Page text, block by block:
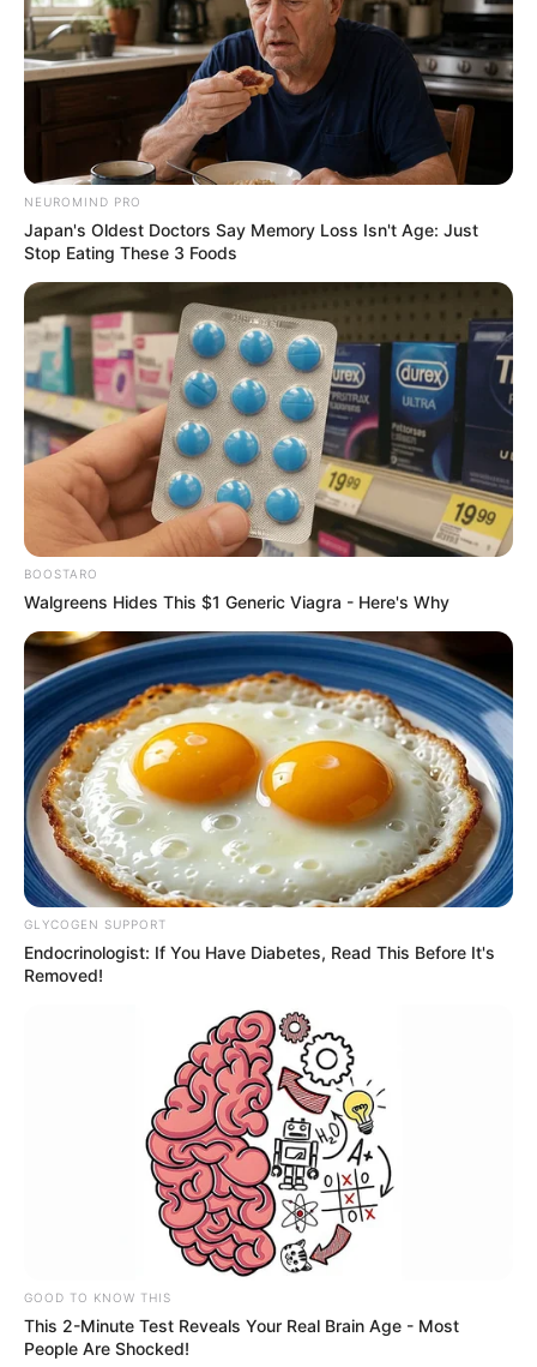
360. —Foto/Reprodução.
Para o governo,a garantia de integralidade e paridade nos
benefícioscria despesas permanentes e pressiona o sistema
previdenciário. Além dapossibilidade de judicialização, o
Executivo também sinalizou quepode vetar o textocaso seja
aprovado pelo Congresso.
VEJA TAMBÉM:
IFA: Plano de ação para Receber.
URGENTE: Senado votará PLP 185.
Bloqueio de verbas atinge 86 mil ACS.
ACE deve receber Insalubridade de 40%
💠 Pensão por morte com os mesmos benefícios;
💠 Garantia de integralidade e paridade;
💠 Possibilidade de readaptação funcional por motivo de saúde;
💠 Alternativa de aposentadoria com 15 anos na atividade e mais
10 em outra ocupação.
-G
NEUROMIND PRO
Japan's Oldest Doctors Say Memory Loss Isn't Age: Just
Stop Eating These 3 Foods
BOOSTARO
Walgreens Hides This $1 Generic Viagra - Here's Why
GLYCOGEN SUPPORT
Endocrinologist: If You Have Diabetes, Read This Before It's
Removed!
GOOD TO KNOW THIS
This 2-Minute Test Reveals Your Real Brain Age - Most
People Are Shocked!